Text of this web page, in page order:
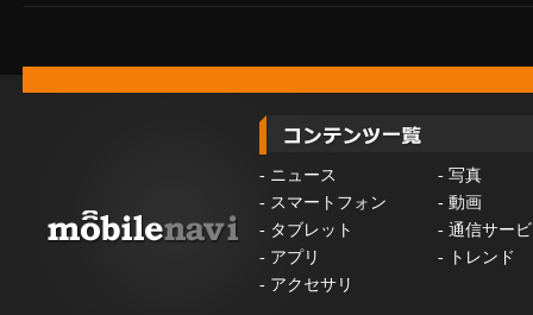
- ニュース - 写真
- スマートフォン - 動画
- タブレット - 通信サー
- アプリ -
トレンド
- アクセサリ